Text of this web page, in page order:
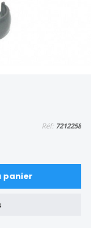
Réf: 7212258
panier